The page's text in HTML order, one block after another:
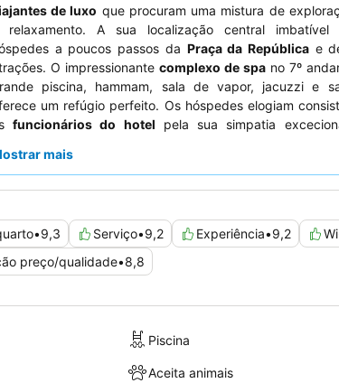
de luxo que procuram uma mistura de
relaxamento. A sua localização central imbatível
a poucos passos da Praça da Repúblicae
O impressionante complexo de spa no 7º
piscina, hammam, sala de vapor, jacuzzi e
um refúgio perfeito. Os hóspedes elogiam
funcionários do hotel pela sua simpatia
de opções frescas e especialidades arménias.
mais
•9,3 Serviço•9,2 Experiência•9,2
preço/qualidade•8,8
Piscina
Aceita animais